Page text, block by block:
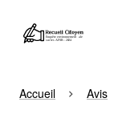
Accueil Avis